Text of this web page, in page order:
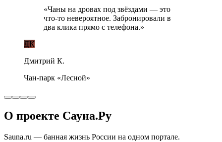
«Чаны на дровах под звёздами — это
что-то невероятное. Забронировали в
два клика прямо с телефона.»
ДК
Дмитрий К.
Чан-парк «Лесной»
О проекте Сауна.Ру
Sauna.ru — банная жизнь России на одном портале.